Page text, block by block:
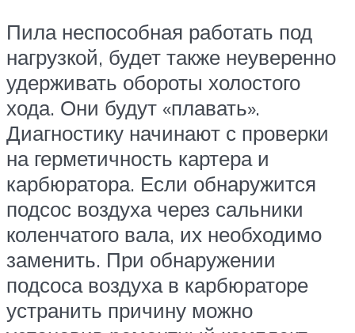
Пила неспособная работать под
нагрузкой, будет также неуверенно
удерживать обороты холостого
хода. Они будут «плавать».
Диагностику начинают с проверки
на герметичность картера и
карбюратора. Если обнаружится
подсос воздуха через сальники
коленчатого вала, их необходимо
заменить. При обнаружении
подсоса воздуха в карбюраторе
устранить причину можно